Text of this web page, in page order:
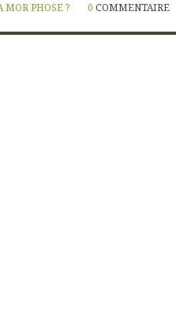
MOR PHOSE ? 0 COMMENTAIRE